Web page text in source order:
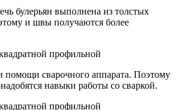
булерьян выполнена из толстых
и швы получаются более
помощи сварочного аппарата. Поэтому
навыки работы со сваркой.